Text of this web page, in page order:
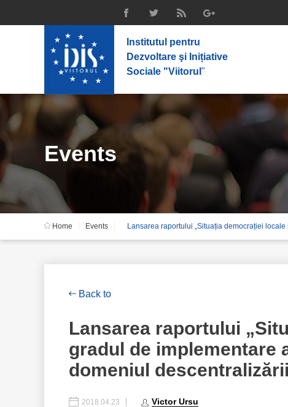
Institutul pentru
Dezvoltare şi Inițiative
Sociale "Viitorul "
Events
Home Events Lansarea raportului „Situația democrației
Back to
Lansarea raportului
gradul de implementare
domeniul
2018.04.23 Victor Ursu